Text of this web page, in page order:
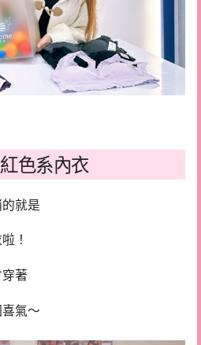
色系內衣
就是
！
著
氣～